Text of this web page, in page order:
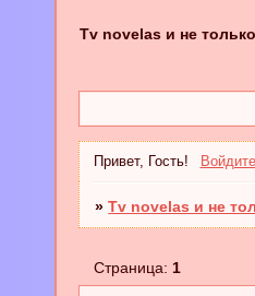
Tv novelas и не
Привет, Гость! Войдите
»Tv novelas и не
Страница:1